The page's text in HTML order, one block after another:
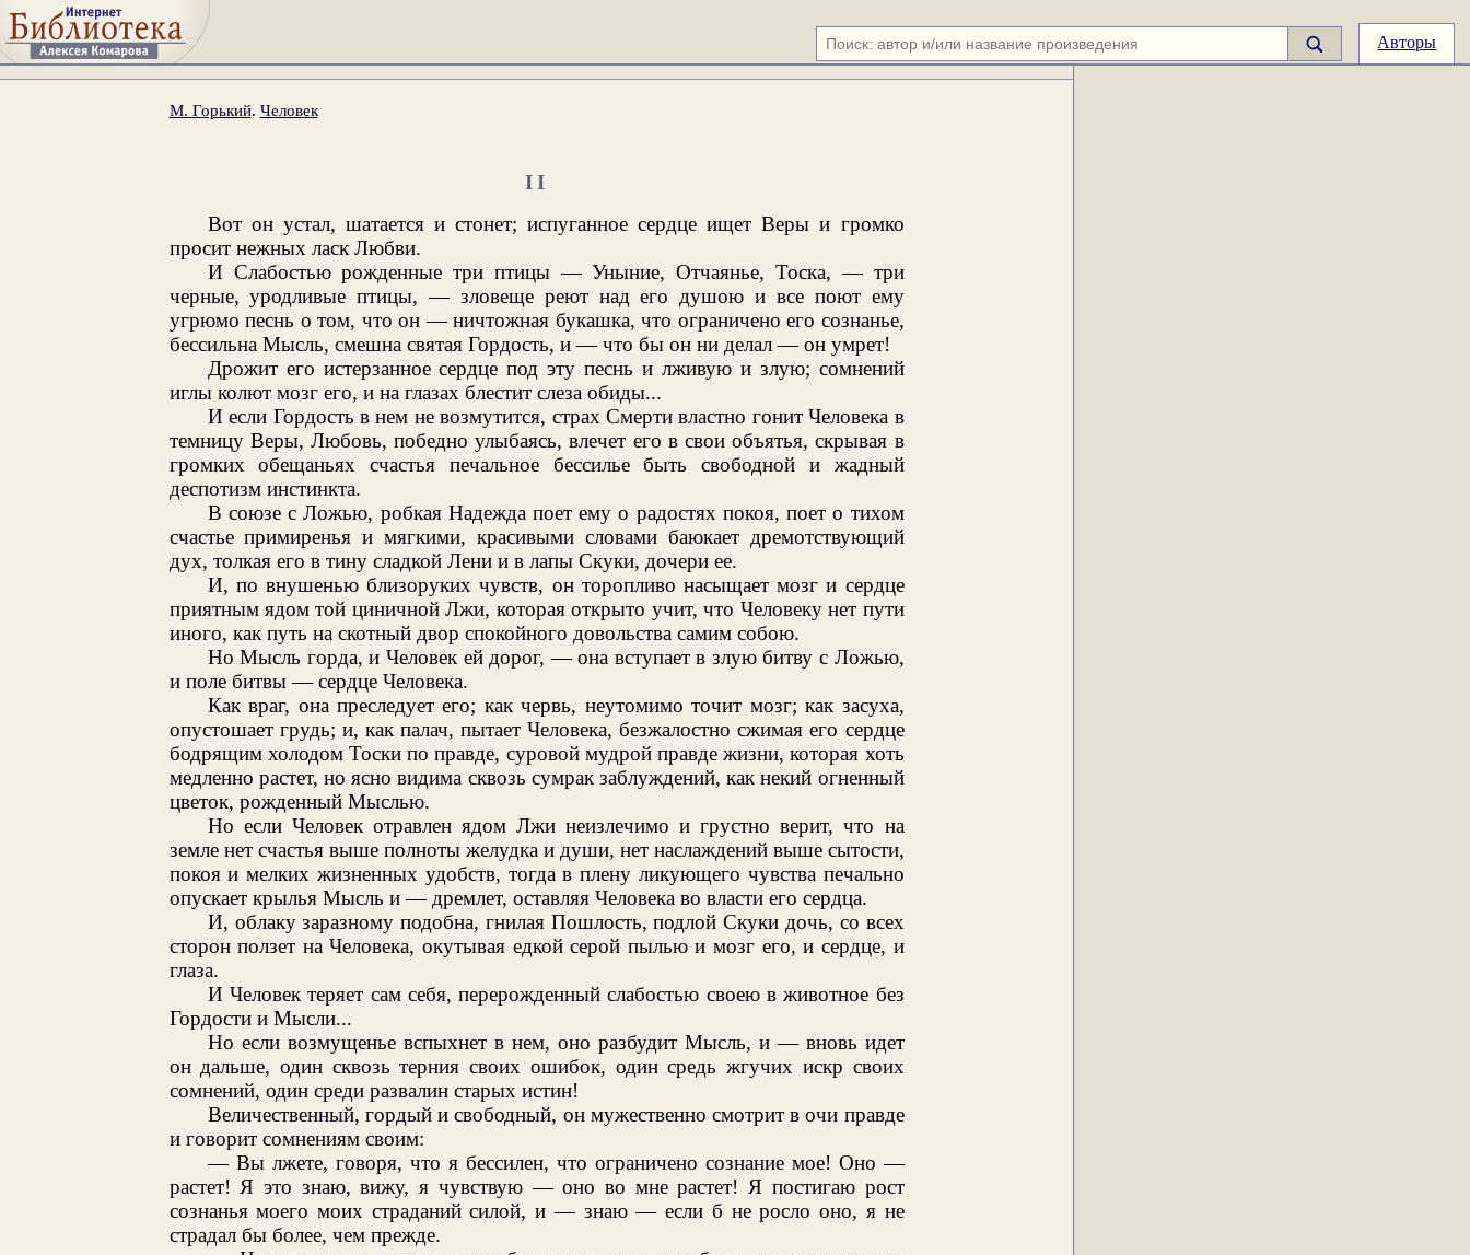
Авторы
М. Горький. Человек
II
Вот он устал, шатается и стонет; испуганное сердце ищет Веры и громко
просит нежных ласк Любви.
И Слабостью рожденные три птицы — Уныние, Отчаянье, Тоска, — три
черные, уродливые птицы, — зловеще реют над его душою и все поют ему
угрюмо песнь о том, что он — ничтожная букашка, что ограничено его сознанье,
бессильна Мысль, смешна святая Гордость, и — что бы он ни делал — он умрет!
Дрожит его истерзанное сердце под эту песнь и лживую и злую; сомнений
иглы колют мозг его, и на глазах блестит слеза обиды...
И если Гордость в нем не возмутится, страх Смерти властно гонит Человека в
темницу Веры, Любовь, победно улыбаясь, влечет его в свои объятья, скрывая в
громких обещаньях счастья печальное бессилье быть свободной и жадный
деспотизм инстинкта.
В союзе с Ложью, робкая Надежда поет ему о радостях покоя, поет о тихом
счастье примиренья и мягкими, красивыми словами баюкает дремотствующий
дух, толкая его в тину сладкой Лени и в лапы Скуки, дочери ее.
И, по внушенью близоруких чувств, он торопливо насыщает мозг и сердце
приятным ядом той циничной Лжи, которая открыто учит, что Человеку нет пути
иного, как путь на скотный двор спокойного довольства самим собою.
Но Мысль горда, и Человек ей дорог, — она вступает в злую битву с Ложью,
и поле битвы — сердце Человека.
Как враг, она преследует его; как червь, неутомимо точит мозг; как засуха,
опустошает грудь; и, как палач, пытает Человека, безжалостно сжимая его сердце
бодрящим холодом Тоски по правде, суровой мудрой правде жизни, которая хоть
медленно растет, но ясно видима сквозь сумрак заблуждений, как некий огненный
цветок, рожденный Мыслью.
Но если Человек отравлен ядом Лжи неизлечимо и грустно верит, что на
земле нет счастья выше полноты желудка и души, нет наслаждений выше сытости,
покоя и мелких жизненных удобств, тогда в плену ликующего чувства печально
опускает крылья Мысль и — дремлет, оставляя Человека во власти его сердца.
И, облаку заразному подобна, гнилая Пошлость, подлой Скуки дочь, со всех
сторон ползет на Человека, окутывая едкой серой пылью и мозг его, и сердце, и
глаза.
И Человек теряет сам себя, перерожденный слабостью своею в животное без
Гордости и Мысли...
Но если возмущенье вспыхнет в нем, оно разбудит Мысль, и — вновь идет
он дальше, один сквозь терния своих ошибок, один средь жгучих искр своих
сомнений, один среди развалин старых истин!
Величественный, гордый и свободный, он мужественно смотрит в очи правде
и говорит сомнениям своим:
— Вы лжете, говоря, что я бессилен, что ограничено сознание мое! Оно —
растет! Я это знаю, вижу, я чувствую — оно во мне растет! Я постигаю рост
сознанья моего моих страданий силой, и — знаю — если б не росло оно, я не
страдал бы более, чем прежде.